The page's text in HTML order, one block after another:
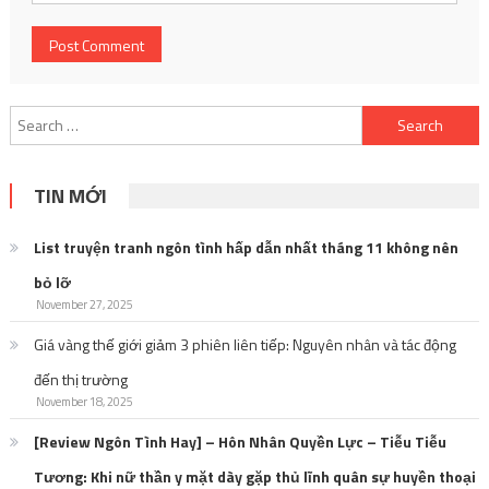
Search
for:
TIN MỚI
List truyện tranh ngôn tình hấp dẫn nhất tháng 11 không nên
bỏ lỡ
November 27, 2025
Giá vàng thế giới giảm 3 phiên liên tiếp: Nguyên nhân và tác động
đến thị trường
November 18, 2025
[Review Ngôn Tình Hay] – Hôn Nhân Quyền Lực – Tiễu Tiễu
Tương: Khi nữ thần y mặt dày gặp thủ lĩnh quân sự huyền thoại